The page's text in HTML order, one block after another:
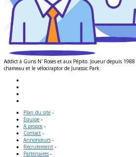
Addict à Guns N' Roses et aux Pépito. Joueur depuis
chameau et le vélociraptor de Jurassic Park.
Plan du site -
Equipe -
A propos -
Contact -
Annonceurs -
Recrutement -
Partenaires -